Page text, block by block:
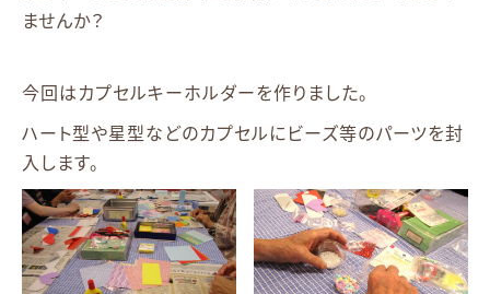
ませんか？
今回はカプセルキーホルダーを作りました。
ハート型や星型などのカプセルにビーズ等のパーツを封
入します。